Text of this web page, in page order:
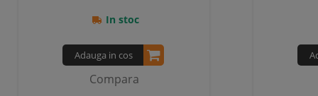
In stoc
Adauga in cos
Compara